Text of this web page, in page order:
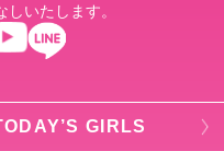
いたします。
GIRLS